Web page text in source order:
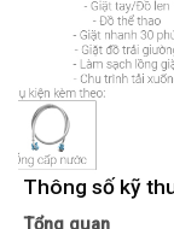
Thông số kỹ